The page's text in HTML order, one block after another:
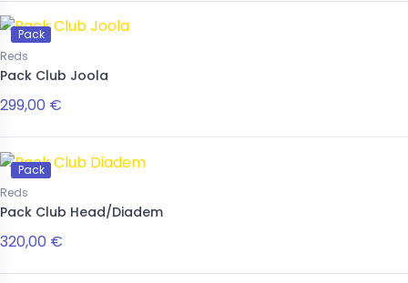
Pack
Reds
Pack Club Joola
299,00 €
Pack
Reds
Pack Club Head/Diadem
320,00 €